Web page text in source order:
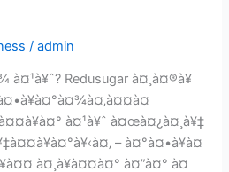
/admin
à¤¹à¥ˆ? Redusugar à¤¸à¤®à¥
à¤¹à¥ˆ à¤œà¤¿à¤¸à¥‡
– à¤°à¤•à¥à¤
à¤¸à¥à¤¤à¤° à¤”à¤° à¤